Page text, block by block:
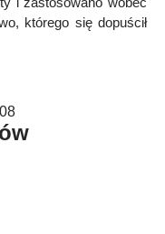
którego się dopuścił